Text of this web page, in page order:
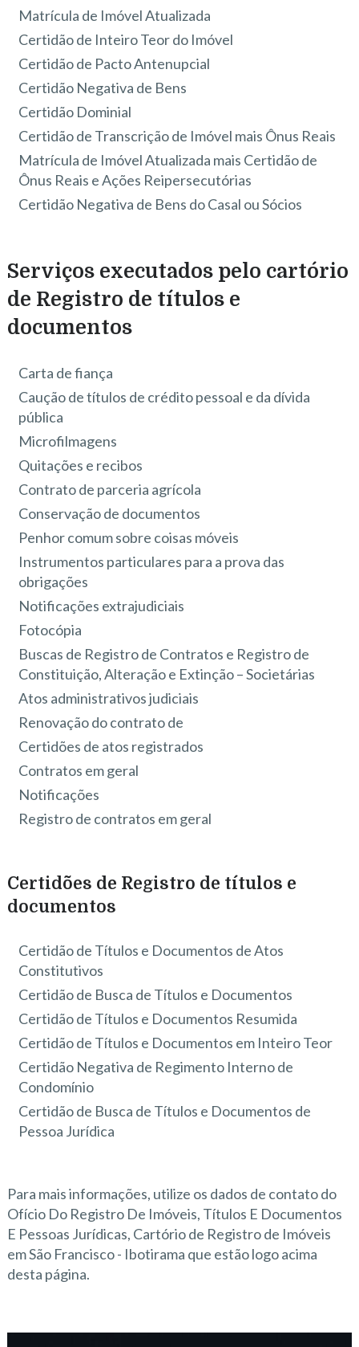
Matrícula de Imóvel Atualizada
Certidão de Inteiro Teor do Imóvel
Certidão de Pacto Antenupcial
Certidão Negativa de Bens
Certidão Dominial
Certidão de Transcrição de Imóvel mais Ônus Reais
Matrícula de Imóvel Atualizada mais Certidão de
Ônus Reais e Ações Reipersecutórias
Certidão Negativa de Bens do Casal ou Sócios
Serviços executados pelo cartório
de Registro de títulos e
documentos
Carta de fiança
Caução de títulos de crédito pessoal e da dívida
pública
Microfilmagens
Quitações e recibos
Contrato de parceria agrícola
Conservação de documentos
Penhor comum sobre coisas móveis
Instrumentos particulares para a prova das
obrigações
Notificações extrajudiciais
Fotocópia
Buscas de Registro de Contratos e Registro de
Constituição, Alteração e Extinção – Societárias
Atos administrativos judiciais
Renovação do contrato de
Certidões de atos registrados
Contratos em geral
Notificações
Registro de contratos em geral
Certidões de Registro de títulos e
documentos
Certidão de Títulos e Documentos de Atos
Constitutivos
Certidão de Busca de Títulos e Documentos
Certidão de Títulos e Documentos Resumida
Certidão de Títulos e Documentos em Inteiro Teor
Certidão Negativa de Regimento Interno de
Condomínio
Certidão de Busca de Títulos e Documentos de
Pessoa Jurídica
Para mais informações, utilize os dados de contato do
Ofício Do Registro De Imóveis, Títulos E Documentos
E Pessoas Jurídicas, Cartório de Registro de Imóveis
em São Francisco - Ibotirama que estão logo acima
desta página.